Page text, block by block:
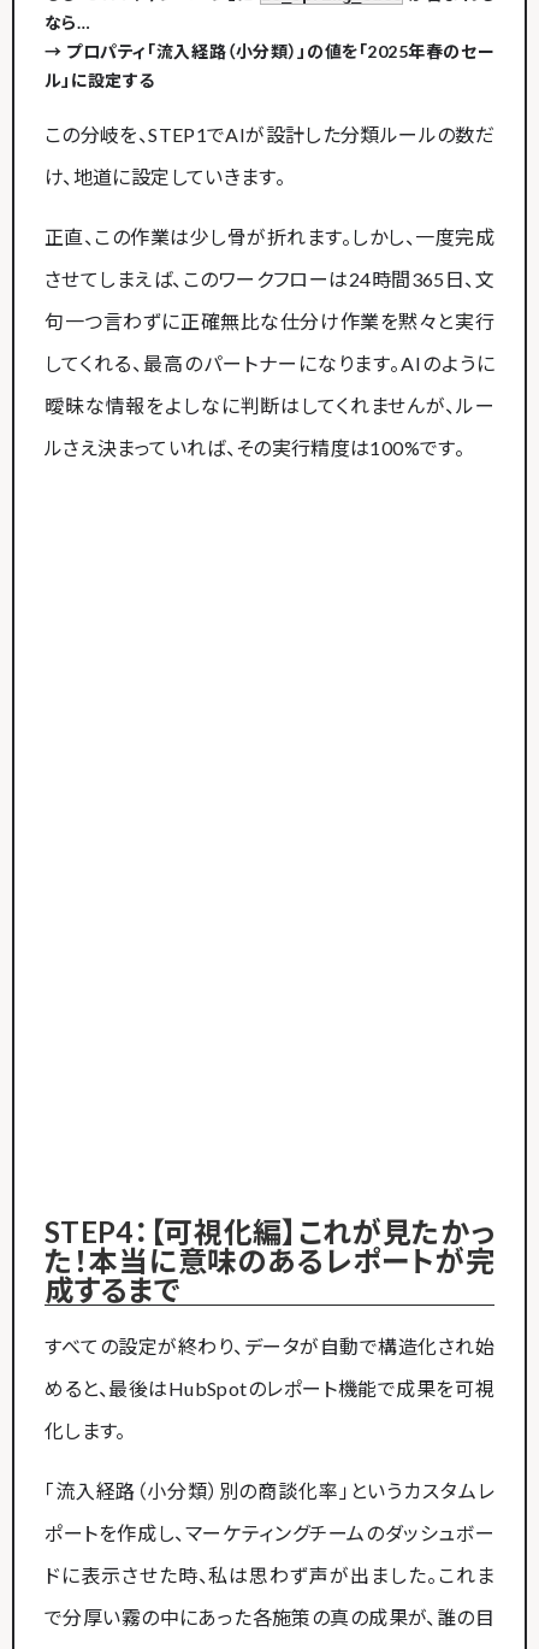
なら…
→ プロパティ「流入経路（小分類）」の値を「2025年春のセー
ル」に設定する
この分岐を、STEP1でAIが設計した分類ルールの数だ
け、地道に設定していきます。
正直、この作業は少し骨が折れます。しかし、一度完成
させてしまえば、このワークフローは24時間365日、文
句一つ言わずに正確無比な仕分け作業を黙々と実行
してくれる、最高のパートナーになります。AIのように
曖昧な情報をよしなに判断はしてくれませんが、ルー
ルさえ決まっていれば、その実行精度は100%です。
STEP4：【可視化編】これが見たかっ
た！本当に意味のあるレポートが完
成するまで
すべての設定が終わり、データが自動で構造化され始
めると、最後はHubSpotのレポート機能で成果を可視
化します。
「流入経路（小分類）別の商談化率」というカスタムレ
ポートを作成し、マーケティングチームのダッシュボー
ドに表示させた時、私は思わず声が出ました。これま
で分厚い霧の中にあった各施策の真の成果が、誰の目